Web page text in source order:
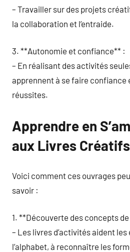
– Travailler sur des projets
la collaboration et l’entraide.
3. **Autonomie et confiance** :
– En réalisant des activités
apprennent à se faire confiance
réussites.
Apprendre en
aux Livres Créatifs
Voici comment ces ouvrages
savoir :
1. **Découverte des concepts
– Les livres d’activités aident
l’alphabet, à reconnaître les